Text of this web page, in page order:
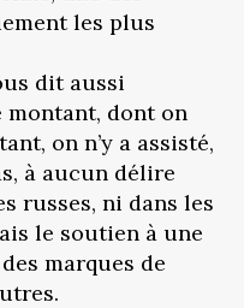
les plus
dit aussi
dont on
on n’y a assisté,
à aucun délire
russes, ni dans les
le soutien à une
marques de